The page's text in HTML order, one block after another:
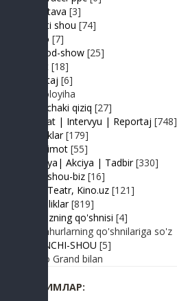
Podstava [3]
Realiti shou [74]
Retro [7]
Sayyod-show [25]
Sport [18]
Shantaj [6]
Videoloyiha
Shunchaki qiziq [27]
Suhbat | Intervyu | Reportaj [748]
Tabriklar [179]
Taqdimot [55]
Hayriya| Akciya | Tadbir [330]
Turk shou-biz [16]
TV | Teatr, Kino.uz [121]
Yangiliklar [819]
Yulduzning qo'shnisi [4]
Mashhurlarning qo'shnilariga so'z
BIRINCHI-SHOU [5]
Radio Grand bilan
КИМЛАР: